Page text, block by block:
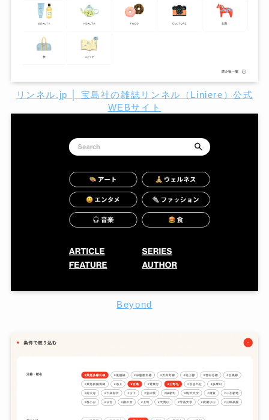
リンネル.jp │ 宝島社の雑誌リンネル（Liniere）公式
WEBサイト
Beyond